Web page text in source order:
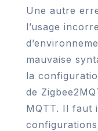
Une autre
l’usage
mauvaise
la
de
MQTT. Il faut